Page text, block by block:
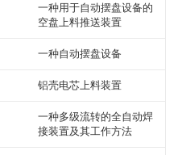
一种用于自动摆盘设备的
空盘上料推送装置
一种自动摆盘设备
铝壳电芯上料装置
一种多级流转的全自动焊
接装置及其工作方法